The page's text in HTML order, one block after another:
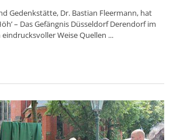
Gedenkstätte, Dr. Bastian Fleermann, hat
– Das Gefängnis Düsseldorf Derendorf im
Weise Quellen ...